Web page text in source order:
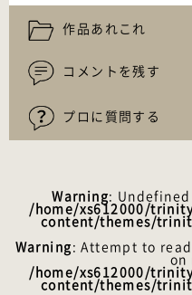
作品あれこれ
コメントを残す
プロに質問する
Warning:
/home/xs612000/
content/themes/
Warning: Attempt to
on
/home/xs612000/
content/themes/